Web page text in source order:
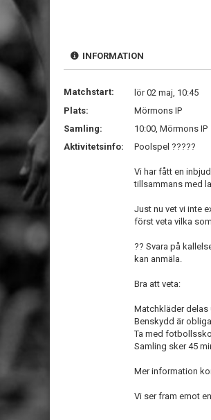
INFORMATION
Matchstart:
lör 02 maj, 10:45
Plats:
Mörmons IP
Samling:
10:00, Mörmons IP
Aktivitetsinfo:
Poolspel ?????
Vi har fått en
tillsammans med
Just nu vet vi inte
först veta vilka
?? Svara på
kan anmäla.
Bra att veta:
Matchkläder delas
Benskydd är
Ta med
Samling sker 45
Mer information
Vi ser fram emot